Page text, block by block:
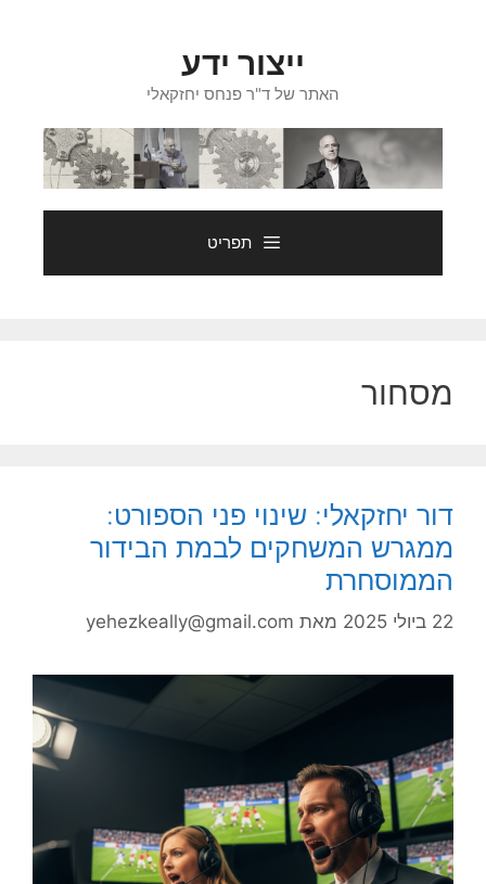
ייצור ידע
האתר של ד"ר פנחס יחזקאלי
תפריט
מסחור
דור יחזקאלי: שינוי פני הספורט:
ממגרש המשחקים לבמת הבידור
הממוסחרת
22 ביולי 2025 מאת yehezkeally@gmail.com